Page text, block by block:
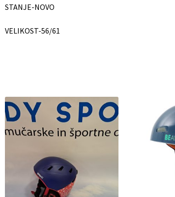
STANJE-NOVO
VELIKOST-56/61